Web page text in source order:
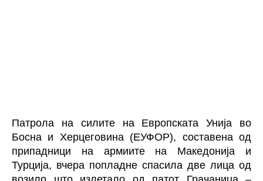
Патрола на силите на Европската Унија во
Босна и Херцеговина (ЕУФОР), составена од
припадници на армиите на Македонија и
Турција, вчера попладне спасила две лица од